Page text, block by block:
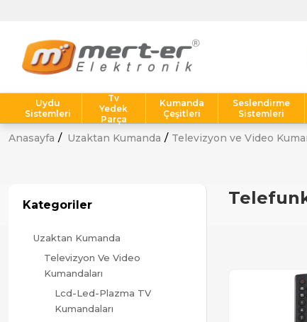
Uydu
Sistemleri
Tv
Yedek
Parça
Kumanda
Çeşitleri
Seslendirme
Sistemleri
Anasayfa Uzaktan Kumanda Televizyon ve Video
Kategoriler
Uzaktan Kumanda
Televizyon Ve Video
Kumandaları
Lcd-Led-Plazma TV
Kumandaları